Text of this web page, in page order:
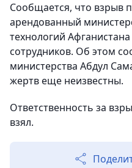
Сообщается, что взрыв
арендованный
технологий
сотрудников. Об этом
министерства Абдул
жертв еще неизвестны.
Ответственность за
взял.